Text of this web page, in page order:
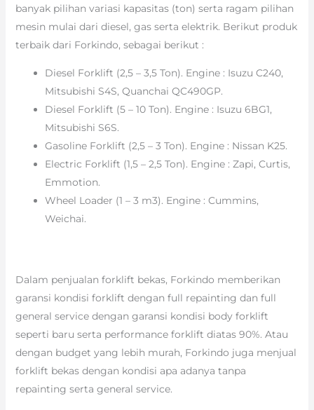
banyak pilihan variasi kapasitas (ton) serta ragam pilihan
mesin mulai dari diesel, gas serta elektrik. Berikut produk
terbaik dari Forkindo, sebagai berikut :
Diesel Forklift (2,5 – 3,5 Ton). Engine : Isuzu C240,
Mitsubishi S4S, Quanchai QC490GP.
Diesel Forklift (5 – 10 Ton). Engine : Isuzu 6BG1,
Mitsubishi S6S.
Gasoline Forklift (2,5 – 3 Ton). Engine : Nissan K25.
Electric Forklift (1,5 – 2,5 Ton). Engine : Zapi, Curtis,
Emmotion.
Wheel Loader (1 – 3 m3). Engine : Cummins,
Weichai.
Dalam penjualan forklift bekas, Forkindo memberikan
garansi kondisi forklift dengan full repainting dan full
general service dengan garansi kondisi body forklift
seperti baru serta performance forklift diatas 90%. Atau
dengan budget yang lebih murah, Forkindo juga menjual
forklift bekas dengan kondisi apa adanya tanpa
repainting serta general service.